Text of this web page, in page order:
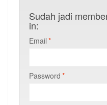
Sudah jadi
in:
*
Email
*
Password